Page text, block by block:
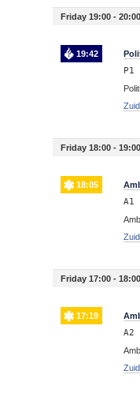
Friday 19:00 - 20:00
19:42
Friday 18:00 - 19:00
18:05
A1
Friday 17:00 - 18:00
17:19
A2